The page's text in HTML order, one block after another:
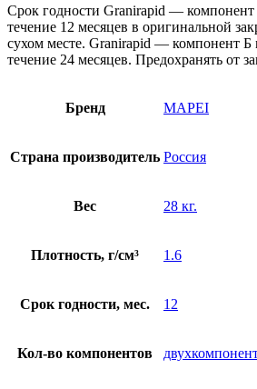
Срок годности Granirapid —
течение 12 месяцев в оригинальной
сухом месте. Granirapid — компонент Б
течение 24 месяцев. Предохранять от
Бренд MAPEI
Страна производитель Россия
Вес 28 кг.
Плотность, г/см³ 1.6
Срок годности, мес. 12
Кол-во компонентов